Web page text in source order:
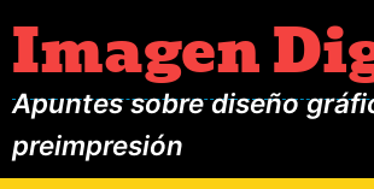
Imagen
Apuntes sobre diseño
preimpresión